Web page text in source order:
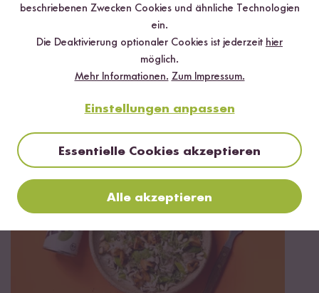
Veganes Frikassee mit Kräuter Wildreis
beschriebenen Zwecken Cookies und ähnliche Technologien
ein.
Die Deaktivierung optionaler Cookies ist jederzeit hier
möglich.
Mehr Informationen. Zum Impressum.
Einstellungen anpassen
Essentielle Cookies akzeptieren
Alle akzeptieren